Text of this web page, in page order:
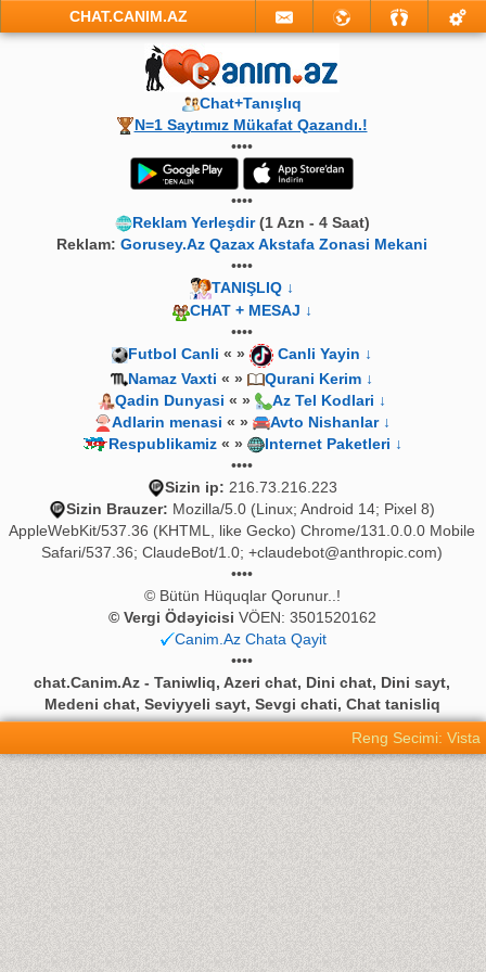
CHAT.CANIM.AZ
Chat+Tanışlıq
N=1 Saytımız Mükafat Qazandı.!
••••
••••
Reklam Yerleşdir(1 Azn - 4 Saat)
Reklam: Gorusey.Az Qazax Akstafa Zonasi Mekani
••••
TANIŞLIQ ↓
CHAT + MESAJ ↓
••••
Futbol Canli « »
Canli Yayin ↓
Namaz Vaxti « »
Qurani Kerim ↓
Qadin Dunyasi « »
Az Tel Kodlari ↓
Adlarin menasi « »
Avto Nishanlar ↓
Respublikamiz« »
Internet Paketleri ↓
••••
Sizin ip: 216.73.216.223
Sizin Brauzer: Mozilla/5.0 (Linux; Android 14; Pixel 8)
AppleWebKit/537.36 (KHTML, like Gecko) Chrome/131.0.0.0 Mobile
Safari/537.36; ClaudeBot/1.0; +claudebot@anthropic.com)
••••
© Bütün Hüquqlar Qorunur..!
© Vergi Ödəyicisi VÖEN: 3501520162
Canim.Az Chata Qayit
••••
chat.Canim.Az - Taniwliq, Azeri chat, Dini chat, Dini sayt,
Medeni chat, Seviyyeli sayt, Sevgi chati, Chat tanisliq
Reng Secimi: Vista